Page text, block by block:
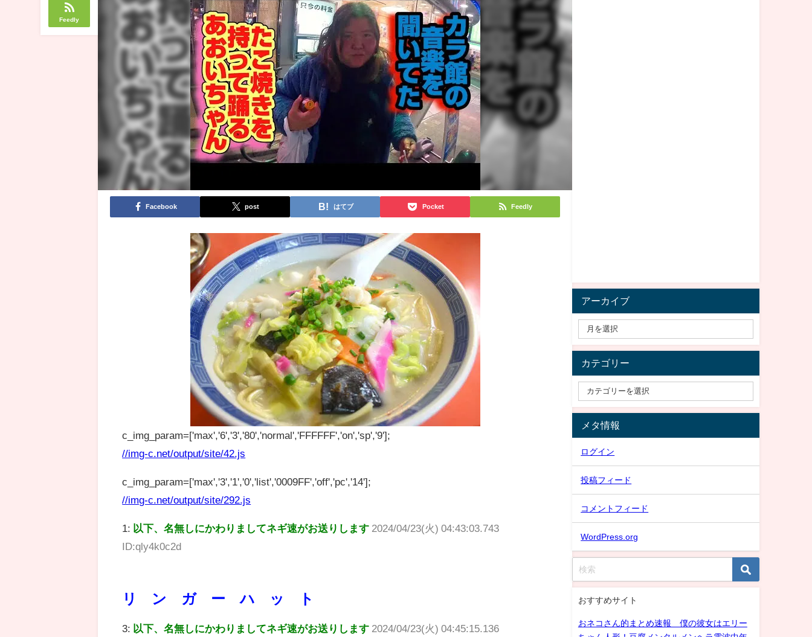
Feedly
Facebook post はてブ Pocket Feedly
c_img_param=['max','6','3','80','normal','FFFFFF','on','sp','9'];
//img-c.net/output/site/42.js
c_img_param=['max','3','1','0','list','0009FF','off','pc','14'];
//img-c.net/output/site/292.js
1: 以下、名無しにかわりましてネギ速がお送りします 2024/04/23(火) 04:43:03.743
ID:qly4k0c2d
リ ン ガ ー ハ ッ ト
3: 以下、名無しにかわりましてネギ速がお送りします 2024/04/23(火) 04:45:15.136
アーカイブ
カテゴリー
メタ情報
ログイン
投稿フィード
コメントフィード
WordPress.org
おすすめサイト
おネコさん的まとめ速報 僕の彼女はエリー